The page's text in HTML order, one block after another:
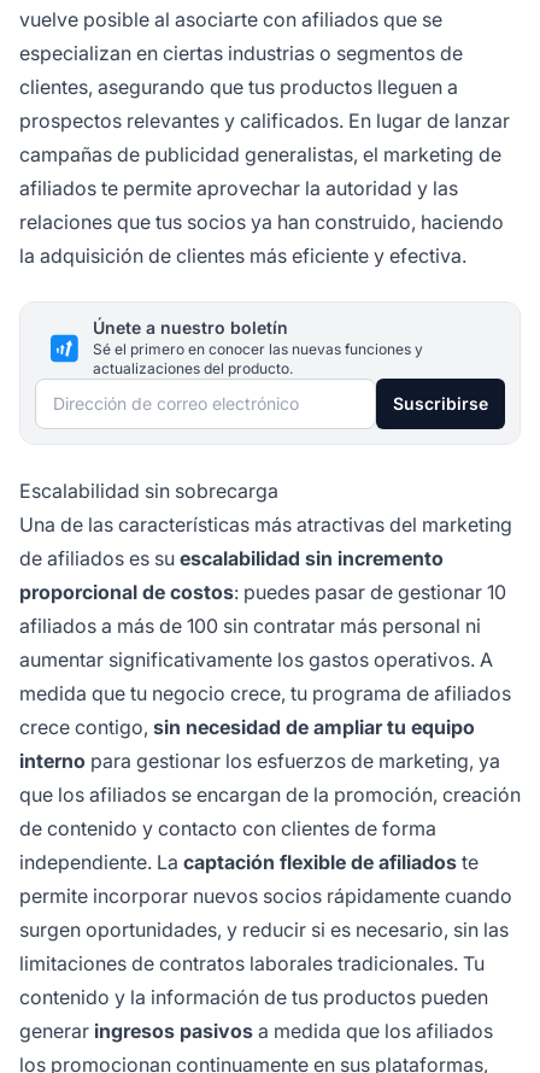
vuelve posible al asociarte con afiliados que se
especializan en ciertas industrias o segmentos de
clientes, asegurando que tus productos lleguen a
prospectos relevantes y calificados. En lugar de lanzar
campañas de publicidad generalistas, el marketing de
afiliados te permite aprovechar la autoridad y las
relaciones que tus socios ya han construido, haciendo
la adquisición de clientes más eficiente y efectiva.
Únete a nuestro boletín
Sé el primero en conocer las nuevas funciones y
actualizaciones del producto.
Dirección de correo electrónico Suscribirse
Escalabilidad sin sobrecarga
Una de las características más atractivas del marketing
de afiliados es su escalabilidad sin incremento
proporcional de costos: puedes pasar de gestionar 10
afiliados a más de 100 sin contratar más personal ni
aumentar significativamente los gastos operativos. A
medida que tu negocio crece, tu programa de afiliados
crece contigo, sin necesidad de ampliar tu equipo
interno para gestionar los esfuerzos de marketing, ya
que los afiliados se encargan de la promoción, creación
de contenido y contacto con clientes de forma
independiente. La captación flexible de afiliados te
permite incorporar nuevos socios rápidamente cuando
surgen oportunidades, y reducir si es necesario, sin las
limitaciones de contratos laborales tradicionales. Tu
contenido y la información de tus productos pueden
generar ingresos pasivos a medida que los afiliados
los promocionan continuamente en sus plataformas,